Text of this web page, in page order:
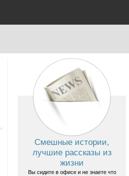
Смешные истории,
лучшие рассказы из
жизни
Вы сидите в офисе и не знаете что